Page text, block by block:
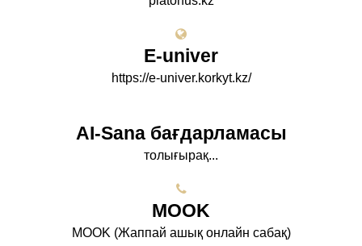
E-univer
https://e-univer.korkyt.kz/
AI-Sana бағдарламасы
толығырақ...
МООK
МООK (Жаппай ашық онлайн сабақ)